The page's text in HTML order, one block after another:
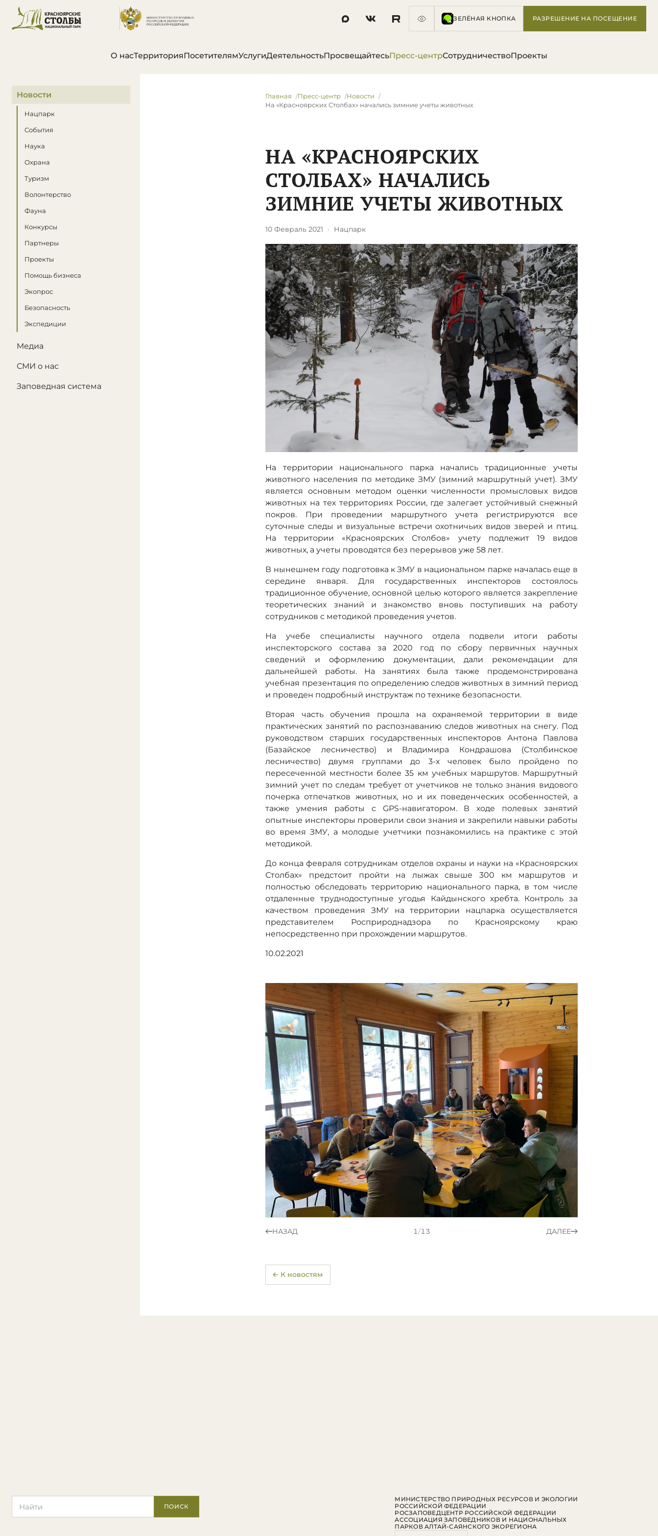
ЗЕЛЁНАЯ КНОПКА РАЗРЕШЕНИЕ НА ПОСЕЩЕНИЕ
О насТерриторияПосетителямУслугиДеятельностьПросвещайтесьПресс-центрСотрудничествоПроекты
В этом разделе
Новости
Нацпарк
События
Наука
Охрана
Туризм
Волонтерство
Фауна
Конкурсы
Партнеры
Проекты
Помощь бизнеса
Экопрос
Безопасность
Экспедиции
Медиа
СМИ о нас
Заповедная система
Главная Пресс-центр
Новости
На «Красноярских Столбах» начались зимние учеты животных
НА «КРАСНОЯРСКИХ
СТОЛБАХ» НАЧАЛИСЬ
ЗИМНИЕ УЧЕТЫ ЖИВОТНЫХ
10 Февраль 2021 · Нацпарк
На территории национального парка начались традиционные учеты
животного населения по методике ЗМУ (зимний маршрутный учет). ЗМУ
является основным методом оценки численности промысловых видов
животных на тех территориях России, где залегает устойчивый снежный
покров. При проведении маршрутного учета регистрируются все
суточные следы и визуальные встречи охотничьих видов зверей и птиц.
На территории «Красноярских Столбов» учету подлежит 19 видов
животных, а учеты проводятся без перерывов уже 58 лет.
В нынешнем году подготовка к ЗМУ в национальном парке началась еще в
середине января. Для государственных инспекторов состоялось
традиционное обучение, основной целью которого является закрепление
теоретических знаний и знакомство вновь поступивших на работу
сотрудников с методикой проведения учетов.
На учебе специалисты научного отдела подвели итоги работы
инспекторского состава за 2020 год по сбору первичных научных
сведений и оформлению документации, дали рекомендации для
дальнейшей работы. На занятиях была также продемонстрирована
учебная презентация по определению следов животных в зимний период
и проведен подробный инструктаж по технике безопасности.
Вторая часть обучения прошла на охраняемой территории в виде
практических занятий по распознаванию следов животных на снегу. Под
руководством старших государственных инспекторов Антона Павлова
(Базайское лесничество) и Владимира Кондрашова (Столбинское
лесничество) двумя группами до 3-х человек было пройдено по
пересеченной местности более 35 км учебных маршрутов. Маршрутный
зимний учет по следам требует от учетчиков не только знания видового
почерка отпечатков животных, но и их поведенческих особенностей, а
также умения работы с GPS-навигатором. В ходе полевых занятий
опытные инспекторы проверили свои знания и закрепили навыки работы
во время ЗМУ, а молодые учетчики познакомились на практике с этой
методикой.
До конца февраля сотрудникам отделов охраны и науки на «Красноярских
Столбах» предстоит пройти на лыжах свыше 300 км маршрутов и
полностью обследовать территорию национального парка, в том числе
отдаленные труднодоступные угодья Кайдынского хребта. Контроль за
качеством проведения ЗМУ на территории нацпарка осуществляется
представителем Росприроднадзора по Красноярскому краю
непосредственно при прохождении маршрутов.
10.02.2021
НАЗАД 1/13 ДАЛЕЕ
← К новостям
ПОИСК
МИНИСТЕРСТВО ПРИРОДНЫХ РЕСУРСОВ И ЭКОЛОГИИ
РОССИЙСКОЙ ФЕДЕРАЦИИ
РОСЗАПОВЕДЦЕНТР РОССИЙСКОЙ ФЕДЕРАЦИИ
АССОЦИАЦИЯ ЗАПОВЕДНИКОВ И НАЦИОНАЛЬНЫХ
ПАРКОВ АЛТАЙ-САЯНСКОГО ЭКОРЕГИОНА